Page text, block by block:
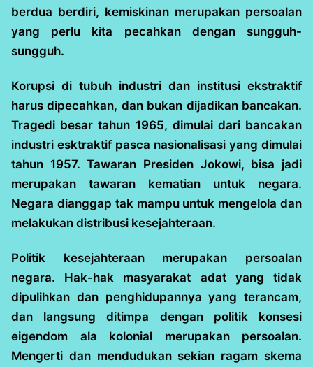
berdua berdiri, kemiskinan merupakan persoalan
yang perlu kita pecahkan dengan sungguh-
sungguh.
Korupsi di tubuh industri dan institusi ekstraktif
harus dipecahkan, dan bukan dijadikan bancakan.
Tragedi besar tahun 1965, dimulai dari bancakan
industri esktraktif pasca nasionalisasi yang dimulai
tahun 1957. Tawaran Presiden Jokowi, bisa jadi
merupakan tawaran kematian untuk negara.
Negara dianggap tak mampu untuk mengelola dan
melakukan distribusi kesejahteraan.
Politik kesejahteraan merupakan persoalan
negara. Hak-hak masyarakat adat yang tidak
dipulihkan dan penghidupannya yang terancam,
dan langsung ditimpa dengan politik konsesi
eigendom ala kolonial merupakan persoalan.
Mengerti dan mendudukan sekian ragam skema